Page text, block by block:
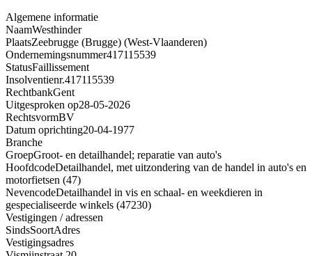
Algemene informatie
NaamWesthinder
PlaatsZeebrugge (Brugge) (West-Vlaanderen)
Ondernemingsnummer417115539
StatusFaillissement
Insolventienr.417115539
RechtbankGent
Uitgesproken op28-05-2026
RechtsvormBV
Datum oprichting20-04-1977
Branche
GroepGroot- en detailhandel; reparatie van auto's
HoofdcodeDetailhandel, met uitzondering van de handel in auto's en
motorfietsen (47)
NevencodeDetailhandel in vis en schaal- en weekdieren in
gespecialiseerde winkels (47230)
Vestigingen / adressen
SindsSoortAdres
Vestigingsadres